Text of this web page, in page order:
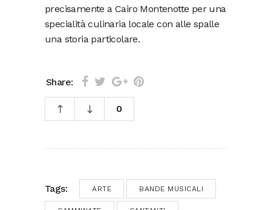
precisamente a Cairo Montenotte per una
specialità culinaria locale con alle spalle
una storia particolare.
Share:
0
Tags: ARTE BANDE MUSICALI